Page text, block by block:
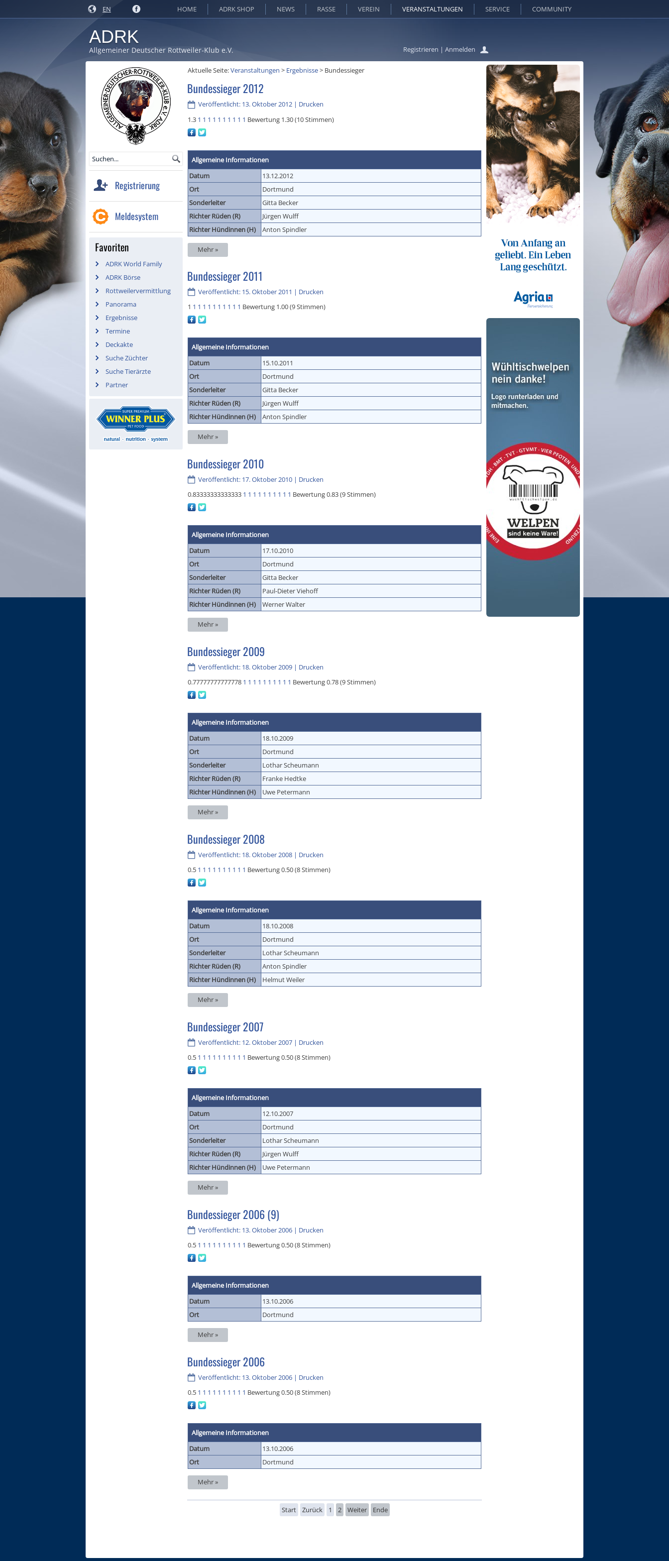
EN
Registrieren | Anmelden
HOME ADRK SHOP NEWS RASSE VEREIN VERANSTALTUNGEN SERVICE COMMUNITY
ADRK
Allgemeiner Deutscher Rottweiler-Klub e.V.
Registrierung
Meldesystem
Favoriten
ADRK World Family
ADRK Börse
Rottweilervermittlung
Panorama
Ergebnisse
Termine
Deckakte
Suche Züchter
Suche Tierärzte
Partner
Aktuelle Seite:Veranstaltungen > Ergebnisse> Bundessieger
Bundessieger 2012
Veröffentlicht: 13. Oktober 2012 | Drucken
1.3 1 1 1 1 1 1 1 1 1 1 Bewertung 1.30 (10 Stimmen)
Allgemeine Informationen
Datum
13.12.2012
Ort
Dortmund
Sonderleiter
Gitta Becker
Richter Rüden (R)
Jürgen Wulff
Richter Hündinnen (H)
Anton Spindler
Mehr »
Bundessieger 2011
Veröffentlicht: 15. Oktober 2011 | Drucken
1 1 1 1 1 1 1 1 1 1 1 Bewertung 1.00 (9 Stimmen)
Allgemeine Informationen
Datum
15.10.2011
Ort
Dortmund
Sonderleiter
Gitta Becker
Richter Rüden (R)
Jürgen Wulff
Richter Hündinnen (H)
Anton Spindler
Mehr »
Bundessieger 2010
Veröffentlicht: 17. Oktober 2010 | Drucken
0.83333333333333 1 1 1 1 1 1 1 1 1 1 Bewertung 0.83 (9 Stimmen)
Allgemeine Informationen
Datum
17.10.2010
Ort
Dortmund
Sonderleiter
Gitta Becker
Richter Rüden (R)
Paul-Dieter Viehoff
Richter Hündinnen (H)
Werner Walter
Mehr »
Bundessieger 2009
Veröffentlicht: 18. Oktober 2009 | Drucken
0.77777777777778 1 1 1 1 1 1 1 1 1 1 Bewertung 0.78 (9 Stimmen)
Allgemeine Informationen
Datum
18.10.2009
Ort
Dortmund
Sonderleiter
Lothar Scheumann
Richter Rüden (R)
Franke Hedtke
Richter Hündinnen (H)
Uwe Petermann
Mehr »
Bundessieger 2008
Veröffentlicht: 18. Oktober 2008 | Drucken
0.5 1 1 1 1 1 1 1 1 1 1 Bewertung 0.50 (8 Stimmen)
Allgemeine Informationen
Datum
18.10.2008
Ort
Dortmund
Sonderleiter
Lothar Scheumann
Richter Rüden (R)
Anton Spindler
Richter Hündinnen (H)
Helmut Weiler
Mehr »
Bundessieger 2007
Veröffentlicht: 12. Oktober 2007 | Drucken
0.5 1 1 1 1 1 1 1 1 1 1 Bewertung 0.50 (8 Stimmen)
Allgemeine Informationen
Datum
12.10.2007
Ort
Dortmund
Sonderleiter
Lothar Scheumann
Richter Rüden (R)
Jürgen Wulff
Richter Hündinnen (H)
Uwe Petermann
Mehr »
Bundessieger 2006 (9)
Veröffentlicht: 13. Oktober 2006 | Drucken
0.5 1 1 1 1 1 1 1 1 1 1 Bewertung 0.50 (8 Stimmen)
Allgemeine Informationen
Datum
13.10.2006
Ort
Dortmund
Mehr »
Bundessieger 2006
Veröffentlicht: 13. Oktober 2006 | Drucken
0.5 1 1 1 1 1 1 1 1 1 1 Bewertung 0.50 (8 Stimmen)
Allgemeine Informationen
Datum
13.10.2006
Ort
Dortmund
Mehr »
Start Zurück 1 2 Weiter Ende